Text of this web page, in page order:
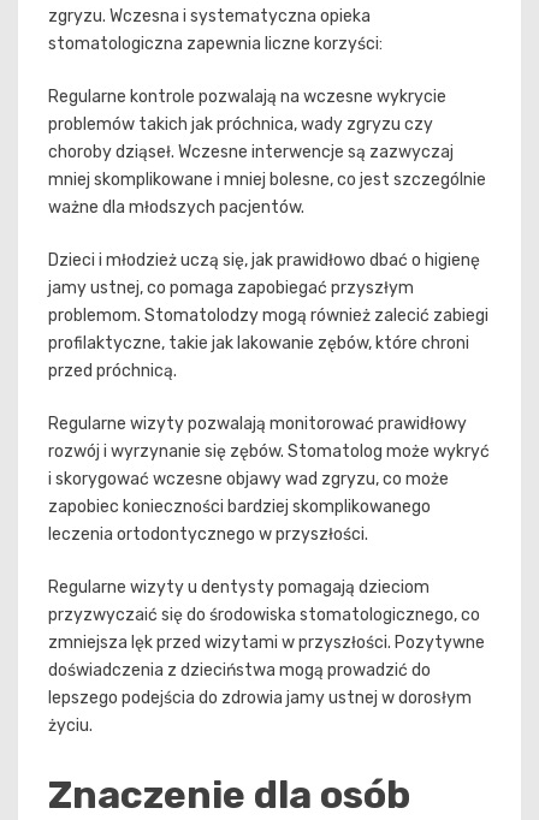
zgryzu. Wczesna i systematyczna opieka
stomatologiczna zapewnia liczne korzyści:
Regularne kontrole pozwalają na wczesne wykrycie
problemów takich jak próchnica, wady zgryzu czy
choroby dziąseł. Wczesne interwencje są zazwyczaj
mniej skomplikowane i mniej bolesne, co jest szczególnie
ważne dla młodszych pacjentów.
Dzieci i młodzież uczą się, jak prawidłowo dbać o higienę
jamy ustnej, co pomaga zapobiegać przyszłym
problemom. Stomatolodzy mogą również zalecić zabiegi
profilaktyczne, takie jak lakowanie zębów, które chroni
przed próchnicą.
Regularne wizyty pozwalają monitorować prawidłowy
rozwój i wyrzynanie się zębów. Stomatolog może wykryć
i skorygować wczesne objawy wad zgryzu, co może
zapobiec konieczności bardziej skomplikowanego
leczenia ortodontycznego w przyszłości.
Regularne wizyty u dentysty pomagają dzieciom
przyzwyczaić się do środowiska stomatologicznego, co
zmniejsza lęk przed wizytami w przyszłości. Pozytywne
doświadczenia z dzieciństwa mogą prowadzić do
lepszego podejścia do zdrowia jamy ustnej w dorosłym
życiu.
Znaczenie dla osób